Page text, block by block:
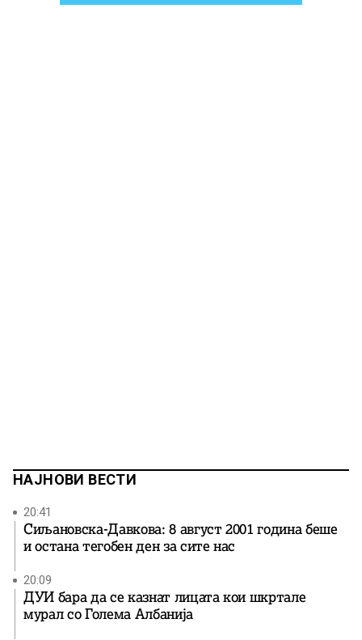
НАЈНОВИ ВЕСТИ
20:41
Сиљановска-Давкова: 8 август 2001 година беше
и остана тегобен ден за сите нас
20:09
ДУИ бара да се казнат лицата кои шкртале
мурал со Голема Албанија